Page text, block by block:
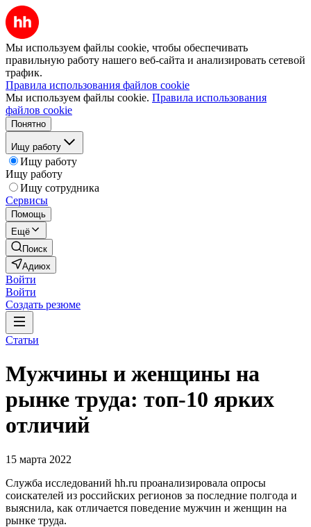
Мы используем файлы cookie, чтобы обеспечивать
правильную работу нашего веб-сайта и анализировать сетевой
трафик.
Правила использования файлов cookie
Мы используем файлы cookie. Правила использования
файлов cookie
Понятно
Ищу работу
Ищу работу
Ищу работу
Ищу сотрудника
Сервисы
Помощь
Ещё
Поиск
Адиюх
Войти
Войти
Создать резюме
Статьи
Мужчины и женщины на
рынке труда: топ-10 ярких
отличий
15 марта 2022
Служба исследований hh.ru проанализировала опросы
соискателей из российских регионов за последние полгода и
выяснила, как отличается поведение мужчин и женщин на
рынке труда.